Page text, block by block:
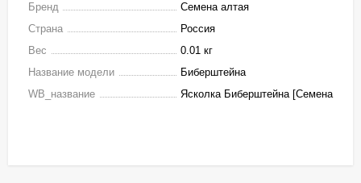
Бренд
Семена алтая
Страна
Россия
Вес
0.01 кг
Название модели
Биберштейна
WB_название
Ясколка Биберштейна [Семена